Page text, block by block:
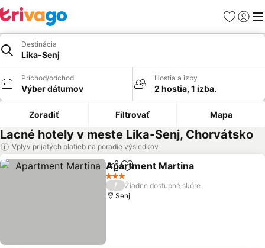
Obľúbené
Destinácia
Lika-Senj
Príchod/odchod
Výber dátumov
Hostia a izby
2 hostia, 1 izba.
Zoradiť Filtrovať Mapa
Lacné hotely v meste Lika-Senj, Chorvátsko
Vplyv prijatých platieb na poradie výsledkov
ZdieľaťPridať do obľúbených
Apartment Martina
3 Počet hviezdičiek
/
Žiadne dostupné skóre
Senj